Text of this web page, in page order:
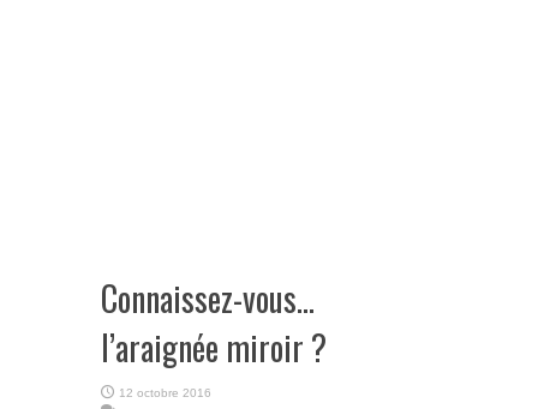
Connaissez-vous…
l’araignée miroir ?
12 octobre 2016